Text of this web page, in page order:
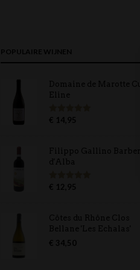
POPULAIRE WIJNEN
Domaine de Marotte
Eline
Gewaardeerd
€ 14,95
Filippo Gallino
d'Alba
Gewaardeerd
€ 12,95
Côtes du Rhône Clos
Bellane 'Les Echalas'
€ 34,50